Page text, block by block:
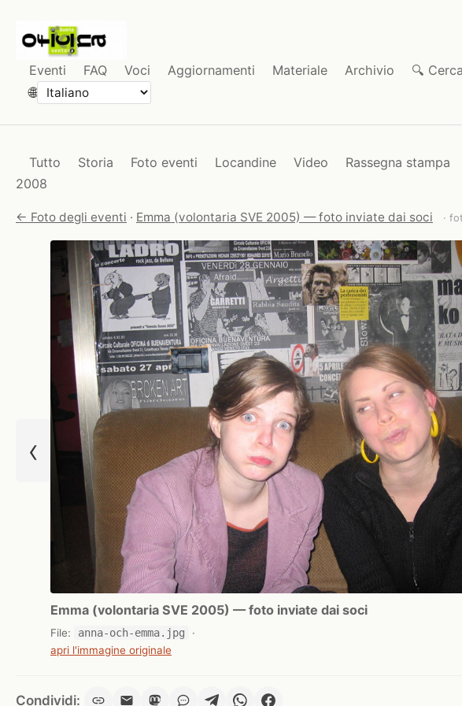
Eventi FAQ Voci Aggiornamenti Materiale Archivio
🔍
🌐
Tutto Storia Foto eventi Locandine Video
Rassegna stampa
2008
← Foto degli eventi · Emma (volontaria SVE 2005) — foto inviate dai soci ·
‹
Emma (volontaria SVE 2005) — foto inviate dai soci
File: anna-och-emma.jpg
·
apri l'immagine originale
Condividi: